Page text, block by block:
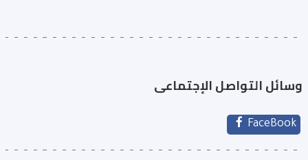
وسائل التواصل الإجتماعى
FaceBook